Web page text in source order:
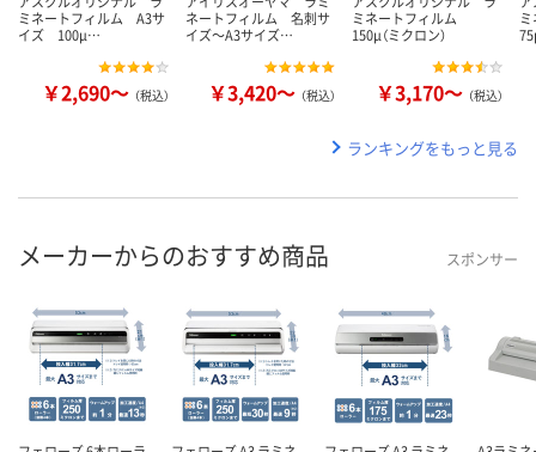
ミネートフィルム A3サ
イズ 100μ…
￥2,690～ （税込）
ネートフィルム 名刺サ
イズ～A3サイズ…
￥3,420～ （税込）
ミネートフィルム
150μ（ミクロン）
￥3,170～ （税込）
ランキングをもっと見る
メーカーからのおすすめ商品 スポンサー